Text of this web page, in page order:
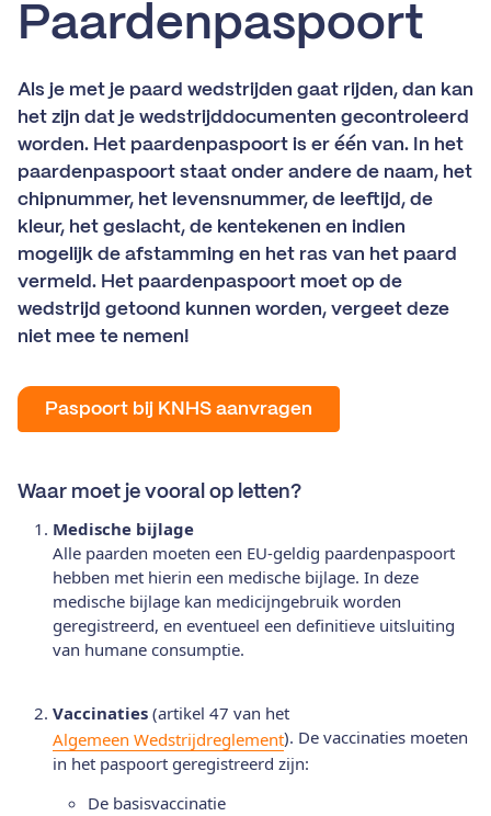
Paardenpaspoort
Als je met je paard wedstrijden gaat rijden, dan kan
het zijn dat je wedstrijddocumenten gecontroleerd
worden. Het paardenpaspoort is er één van. In het
paardenpaspoort staat onder andere de naam, het
chipnummer, het levensnummer, de leeftijd, de
kleur, het geslacht, de kentekenen en indien
mogelijk de afstamming en het ras van het paard
vermeld. Het paardenpaspoort moet op de
wedstrijd getoond kunnen worden, vergeet deze
niet mee te nemen!
Paspoort bij KNHS aanvragen
Waar moet je vooral op letten?
Medische bijlage
Alle paarden moeten een EU-geldig paardenpaspoort
hebben met hierin een medische bijlage. In deze
medische bijlage kan medicijngebruik worden
geregistreerd, en eventueel een definitieve uitsluiting
van humane consumptie.
Vaccinaties (artikel 47 van het
Algemeen Wedstrijdreglement). De vaccinaties moeten
in het paspoort geregistreerd zijn:
De basisvaccinatie